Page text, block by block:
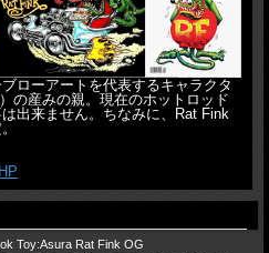
ローアートを代表するキャラクタ
の産みの親。現在のホットロッド
出来ません。ちなみに、Rat Fink
Toy:Asura Rat Fink OG